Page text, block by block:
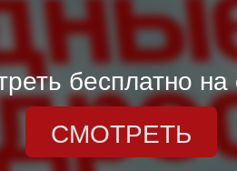
бесплатно
СМОТРЕТЬ